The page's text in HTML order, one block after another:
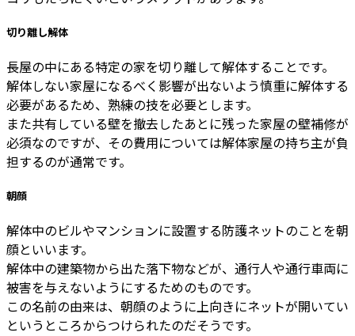
切り離し解体
長屋の中にある特定の家を切り離して解体することです。
解体しない家屋になるべく影響が出ないよう慎重に解体する
必要があるため、熟練の技を必要とします。
また共有している壁を撤去したあとに残った家屋の壁補修が
必須なのですが、その費用については解体家屋の持ち主が負
担するのが通常です。
朝顔
解体中のビルやマンションに設置する防護ネットのことを朝
顔といいます。
解体中の建築物から出た落下物などが、通行人や通行車両に
被害を与えないようにするためのものです。
この名前の由来は、朝顔のように上向きにネットが開いてい
というところからつけられたのだそうです。